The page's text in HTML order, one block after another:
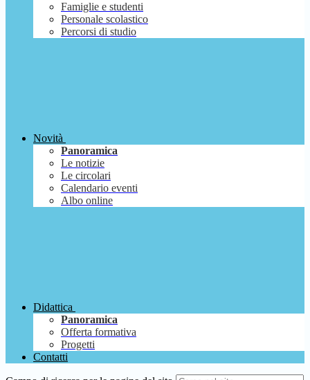
Famiglie e studenti
Personale scolastico
Percorsi di studio
Novità
Panoramica
Le notizie
Le circolari
Calendario eventi
Albo online
Didattica
Panoramica
Offerta formativa
Progetti
Contatti